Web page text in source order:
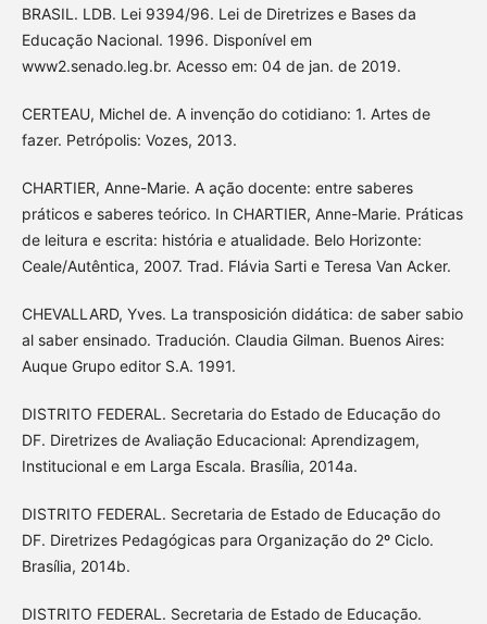
BRASIL. LDB. Lei 9394/96. Lei de Diretrizes e Bases da
Educação Nacional. 1996. Disponível em
www2.senado.leg.br. Acesso em: 04 de jan. de 2019.
CERTEAU, Michel de. A invenção do cotidiano: 1. Artes de
fazer. Petrópolis: Vozes, 2013.
CHARTIER, Anne-Marie. A ação docente: entre saberes
práticos e saberes teórico. In CHARTIER, Anne-Marie. Práticas
de leitura e escrita: história e atualidade. Belo Horizonte:
Ceale/Autêntica, 2007. Trad. Flávia Sarti e Teresa Van Acker.
CHEVALLARD, Yves. La transposición didática: de saber sabio
al saber ensinado. Tradución. Claudia Gilman. Buenos Aires:
Auque Grupo editor S.A. 1991.
DISTRITO FEDERAL. Secretaria do Estado de Educação do
DF. Diretrizes de Avaliação Educacional: Aprendizagem,
Institucional e em Larga Escala. Brasília, 2014a.
DISTRITO FEDERAL. Secretaria de Estado de Educação do
DF. Diretrizes Pedagógicas para Organização do 2º Ciclo.
Brasília, 2014b.
DISTRITO FEDERAL. Secretaria de Estado de Educação.